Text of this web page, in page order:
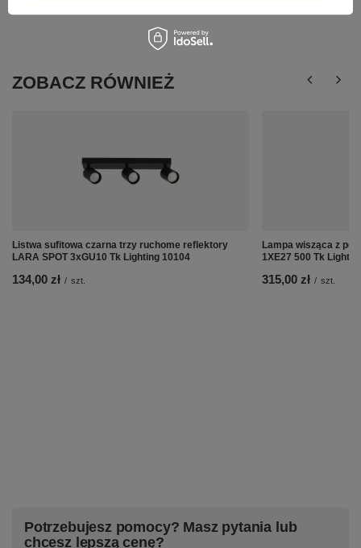
ZOBACZ RÓWNIEŻ
Listwa sufitowa czarna trzy ruchome reflektory
LARA SPOT 3xGU10 Tk Lighting 10104
134,00 zł / szt.
Lampa wisząca z
1XE27 500 Tk
315,00 zł / szt.
Potrzebujesz pomocy? Masz pytania lub
chcesz lepszą cenę?